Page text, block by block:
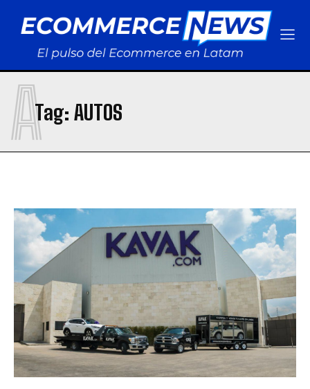
Tag: AUTOS
A